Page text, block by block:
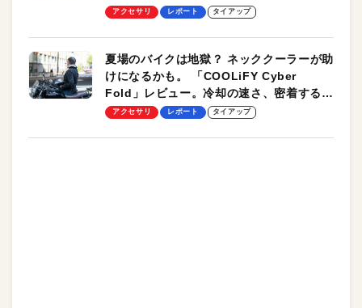
ーも
アクセサリ レポート タイアップ
夏場のバイクは地獄？ ネッククーラーが助
けになるかも。 「COOLiFY Cyber
Fold」レビュー。冷却の速さ、密着する冷
却プレート、シンプルな操作性がグッド！
アクセサリ レポート タイアップ